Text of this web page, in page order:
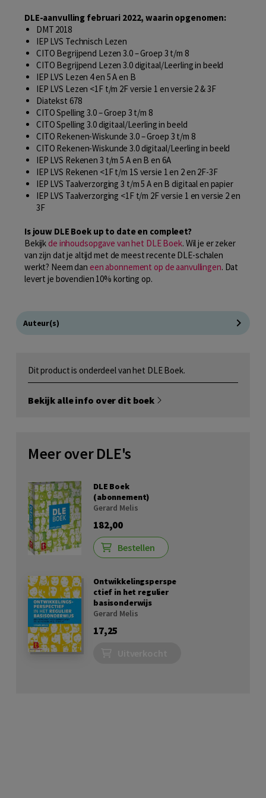
DLE-aanvulling februari 2022, waarin opgenomen:
DMT 2018
IEP LVS Technisch Lezen
CITO Begrijpend Lezen 3.0 – Groep 3 t/m 8
CITO Begrijpend Lezen 3.0 digitaal/Leerling in beeld
IEP LVS Lezen 4 en 5 A en B
IEP LVS Lezen <1F t/m 2F versie 1 en versie 2 & 3F
Diatekst 678
CITO Spelling 3.0 – Groep 3 t/m 8
CITO Spelling 3.0 digitaal/Leerling in beeld
CITO Rekenen-Wiskunde 3.0 – Groep 3 t/m 8
CITO Rekenen-Wiskunde 3.0 digitaal/Leerling in beeld
IEP LVS Rekenen 3 t/m 5 A en B en 6A
IEP LVS Rekenen <1F t/m 1S versie 1 en 2 en 2F-3F
IEP LVS Taalverzorging 3 t/m 5 A en B digitaal en papier
IEP LVS Taalverzorging <1F t/m 2F versie 1 en versie 2 en
3F
Is jouw DLE Boek up to date en compleet?
Bekijkde inhoudsopgave van het DLE Boek. Wil je er zeker
van zijn dat je altijd met de meest recente DLE-schalen
werkt? Neem dan een abonnement op de aanvullingen. Dat
levert je bovendien 10% korting op.
Auteur(s)
Dit product is onderdeel van het DLE Boek.
Bekijk alle info over dit boek
Meer over DLE's
DLE Boek
(abonnement)
Gerard Melis
182,00
Bestellen
Ontwikkelingsperspe
ctief in het regulier
basisonderwijs
Gerard Melis
17,25